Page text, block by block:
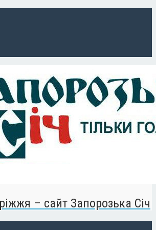
– сайт Запорозька Січ